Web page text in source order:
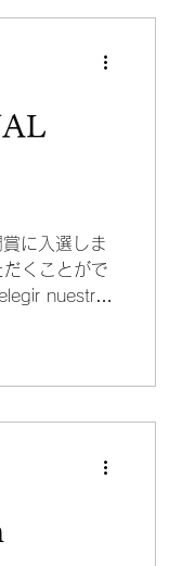
に入選しま
くことがで
nuestra